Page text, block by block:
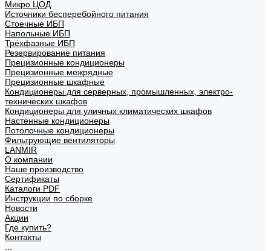
Микро ЦОД
Источники бесперебойного питания
Стоечные ИБП
Напольные ИБП
Трёхфазные ИБП
Резервирование питания
Прецизионные кондиционеры
Прецизионные межрядные
Прецизионные шкафные
Кондиционеры для серверных, промышленных, электро-
технических шкафов
Кондиционеры для уличных климатических шкафов
Настенные кондиционеры
Потолочные кондиционеры
Фильтрующие вентиляторы
LANMIR
О компании
Наше производство
Сертификаты
Каталоги PDF
Инструкции по сборке
Новости
Акции
Где купить?
Контакты